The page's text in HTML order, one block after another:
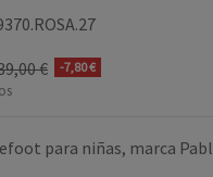
€ -7,80 €
para niñas, marca